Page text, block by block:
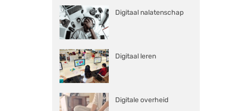
Digitaal nalatenschap
Digitaal leren
Digitale overheid